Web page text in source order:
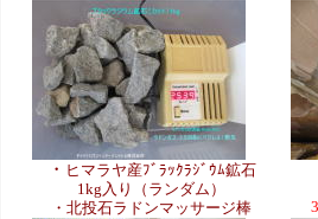
・ ヒマラヤ産ﾌﾞﾗｯｸﾗｼﾞｳﾑ鉱石
1kg入り（ランダム）
・北投石ラドンマッサージ棒